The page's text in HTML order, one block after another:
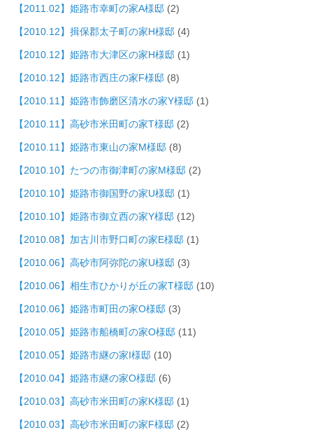
【2011.02】姫路市幸町の家A様邸 (2)
【2010.12】揖保郡太子町の家H様邸 (4)
【2010.12】姫路市大津区の家H様邸 (1)
【2010.12】姫路市西庄の家F様邸 (8)
【2010.11】姫路市飾磨区清水の家Y様邸 (1)
【2010.11】高砂市米田町の家T様邸 (2)
【2010.11】姫路市東山の家M様邸 (8)
【2010.10】たつの市御津町の家M様邸 (2)
【2010.10】姫路市御国野の家U様邸 (1)
【2010.10】姫路市御立西の家Y様邸 (12)
【2010.08】加古川市野口町の家E様邸 (1)
【2010.06】高砂市阿弥陀の家U様邸 (3)
【2010.06】相生市ひかりが丘の家T様邸 (10)
【2010.06】姫路市町田の家O様邸 (3)
【2010.05】姫路市船橋町の家O様邸 (11)
【2010.05】姫路市継の家I様邸 (10)
【2010.04】姫路市継の家O様邸 (6)
【2010.03】高砂市米田町の家K様邸 (1)
【2010.03】高砂市米田町の家F様邸 (2)